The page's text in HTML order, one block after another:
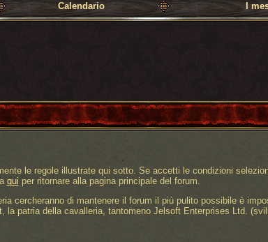
Calendario I
le regole illustrate qui sotto. Se accetti le condizioni
qui per ritornare alla pagina principale del forum.
cercheranno di mantenere il forum il più pulito possibile è
patria della cavalleria, tantomeno Jelsoft Enterprises Ltd.